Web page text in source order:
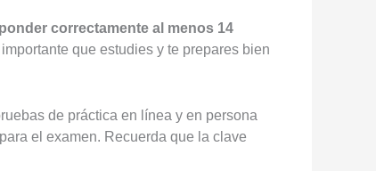
correctamente al menos 14
que estudies y te prepares bien
de práctica en línea y en persona
el examen. Recuerda que la clave